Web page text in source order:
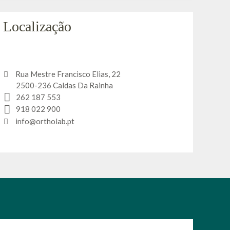
Localização
Rua Mestre Francisco Elias, 22
2500-236 Caldas Da Rainha
262 187 553
918 022 900
info@ortholab.pt